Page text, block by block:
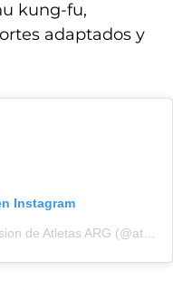
kung-fu,
adaptados y
Instagram